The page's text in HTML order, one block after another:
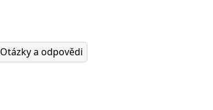
Otázky a odpovědi